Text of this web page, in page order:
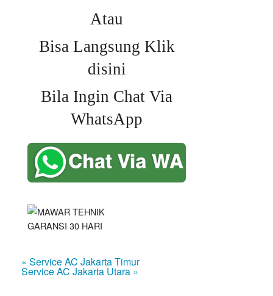
Atau
Bisa Langsung Klik
disini
Bila Ingin Chat Via
WhatsApp
« Service AC Jakarta Timur
Service AC Jakarta Utara »